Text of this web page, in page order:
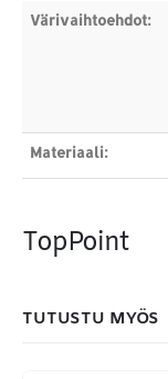
Värivaihtoehdot:
Materiaali:
TopPoint
TUTUSTU MYÖS
ETSI TUOTTEITA
MAKSUTAPAMME: